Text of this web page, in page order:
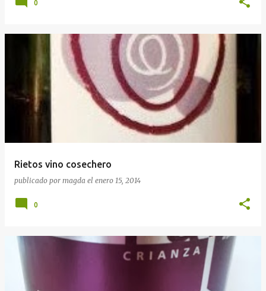
0
Rietos vino cosechero
publicado por magda el enero 15, 2014
0